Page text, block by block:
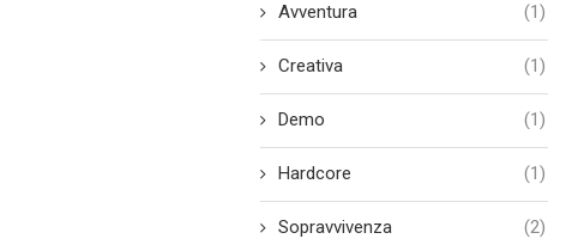
Avventura (1)
Creativa (1)
Demo (1)
Hardcore (1)
Sopravvivenza (2)